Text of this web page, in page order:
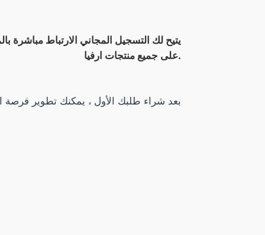
على جميع منتجات ارفيا.
بعد شراء طلبك الأول ، يمكنك تطوير فرصة